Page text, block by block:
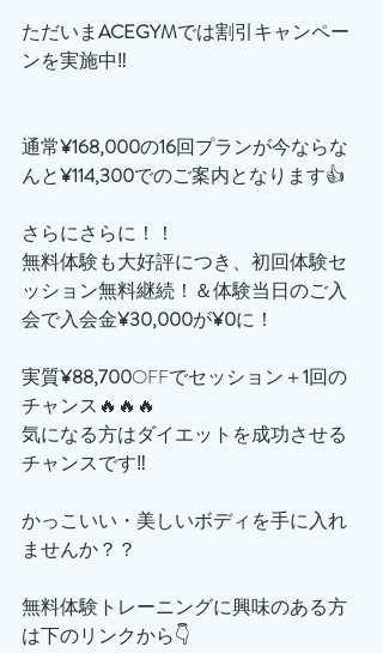
ただいまACEGYMでは割引キャンペー
ンを実施中‼️
通常¥168,000の16回プランが今ならな
んと¥114,300でのご案内となります👍
さらにさらに！！
無料体験も大好評につき、初回体験セ
ッション無料継続！＆体験当日のご入
会で入会金¥30,000が¥0に！
実質¥88,700OFFでセッション＋1回の
チャンス🔥🔥🔥
気になる方はダイエットを成功させる
チャンスです‼️
かっこいい・美しいボディを手に入れ
ませんか？？
無料体験トレーニングに興味のある方
は下のリンクから👇